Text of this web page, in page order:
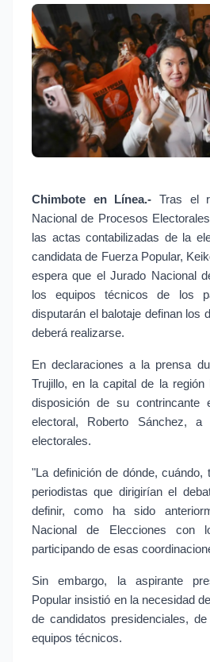
Chimbote en Línea.- Tras el
Nacional de Procesos
las actas contabilizadas de la
candidata de Fuerza Popular,
espera que el Jurado Nacional
los equipos técnicos de los
disputarán el balotaje definan los
deberá realizarse.
En declaraciones a la prensa
Trujillo, en la capital de la región
disposición de su contrincante
electoral, Roberto Sánchez, a
electorales.
"La definición de dónde, cuándo,
periodistas que dirigirían el
definir, como ha sido
Nacional de Elecciones con
participando de esas
Sin embargo, la aspirante
Popular insistió en la necesidad
de candidatos presidenciales,
equipos técnicos.